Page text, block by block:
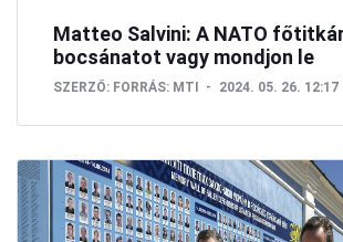
Matteo Salvini: A NATO
bocsánatot vagy mondjon le
SZERZŐ: FORRÁS: MTI 2024. 05. 26. 12:17